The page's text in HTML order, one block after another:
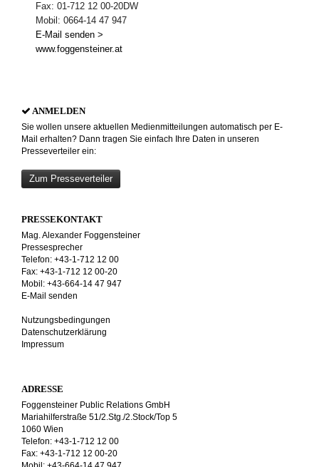
Fax: 01-712 12 00-20DW
Mobil: 0664-14 47 947
E-Mail senden >
www.foggensteiner.at
ANMELDEN
Sie wollen unsere aktuellen Medienmitteilungen automatisch per E-
Mail erhalten? Dann tragen Sie einfach Ihre Daten in unseren
Presseverteiler ein:
Zum Presseverteiler
PRESSEKONTAKT
Mag. Alexander Foggensteiner
Pressesprecher
Telefon: +43-1-712 12 00
Fax: +43-1-712 12 00-20
Mobil: +43-664-14 47 947
E-Mail senden
Nutzungsbedingungen
Datenschutzerklärung
Impressum
ADRESSE
Foggensteiner Public Relations GmbH
Mariahilferstraße 51/2.Stg./2.Stock/Top 5
1060 Wien
Telefon: +43-1-712 12 00
Fax: +43-1-712 12 00-20